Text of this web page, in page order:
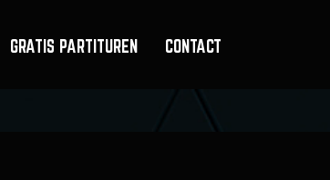
GRATIS PARTITUREN CONTACT